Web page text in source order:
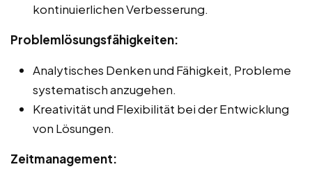
kontinuierlichen Verbesserung.
Problemlösungsfähigkeiten:
Analytisches Denken und Fähigkeit, Probleme
systematisch anzugehen.
Kreativität und Flexibilität bei der Entwicklung
von Lösungen.
Zeitmanagement: